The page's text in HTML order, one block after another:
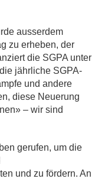
ausserdem
zu erheben, der
die SGPA unter
jährliche SGPA-
und andere
diese Neuerung
– wir sind
gerufen, um die
und zu fördern. An